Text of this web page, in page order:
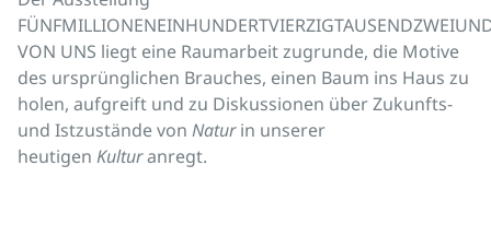
VON UNS liegt eine Raumarbeit zugrunde, die Motive
des ursprünglichen Brauches, einen Baum ins Haus zu
holen, aufgreift und zu Diskussionen über Zukunfts-
und Istzustände von Naturin unserer
heutigen Kulturanregt.